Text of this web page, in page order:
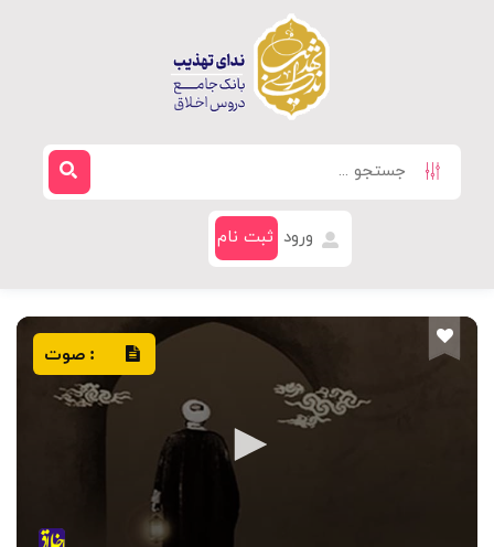
ورود ثبت نام
: صوت